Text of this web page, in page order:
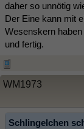
daher so unnötig
Der Eine kann mit
Wesenskern
und fertig.
WM1973
Schlingelchen